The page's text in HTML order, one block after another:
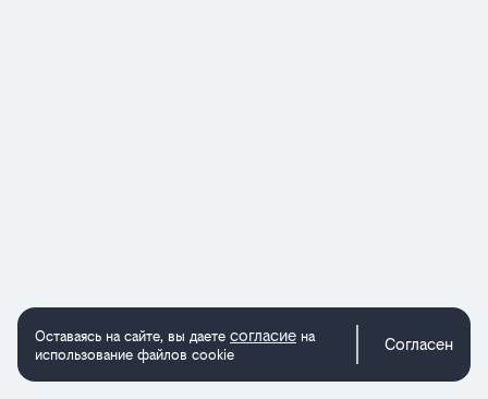
Оставаясь на сайте, вы даете согласие на
использование файлов cookie
Согласен